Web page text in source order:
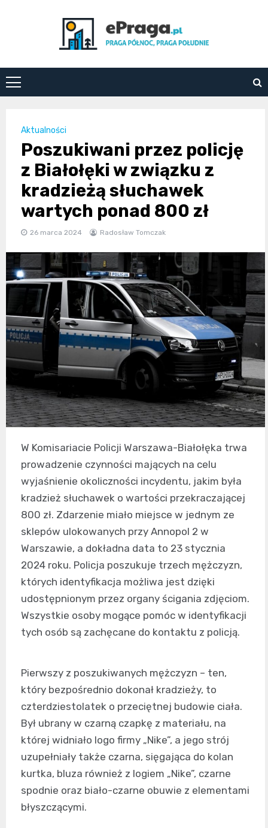
ePraga.pl
Aktualności
Poszukiwani przez policję
z Białołęki w związku z
kradzieżą słuchawek
wartych ponad 800 zł
26 marca 2024 Radosław Tomczak
W Komisariacie Policji Warszawa-Białołęka trwa
prowadzenie czynności mających na celu
wyjaśnienie okoliczności incydentu, jakim była
kradzież słuchawek o wartości przekraczającej
800 zł. Zdarzenie miało miejsce w jednym ze
sklepów ulokowanych przy Annopol 2 w
Warszawie, a dokładna data to 23 stycznia
2024 roku. Policja poszukuje trzech mężczyzn,
których identyfikacja możliwa jest dzięki
udostępnionym przez organy ścigania zdjęciom.
Wszystkie osoby mogące pomóc w identyfikacji
tych osób są zachęcane do kontaktu z policją.
Pierwszy z poszukiwanych mężczyzn – ten,
który bezpośrednio dokonał kradzieży, to
czterdziestolatek o przeciętnej budowie ciała.
Był ubrany w czarną czapkę z materiału, na
której widniało logo firmy „Nike”, a jego strój
uzupełniały także czarna, sięgająca do kolan
kurtka, bluza również z logiem „Nike”, czarne
spodnie oraz biało-czarne obuwie z elementami
błyszczącymi.